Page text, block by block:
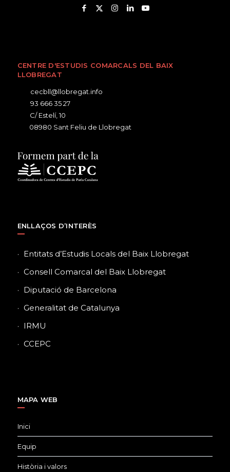
CENTRE D'ESTUDIS COMARCALS DEL BAIX
LLOBREGAT
cecbll@llobregat.info
93 666 35 27
C/ Estelí, 10
08980 Sant Feliu de Llobregat
ENLLAÇOS D’INTERÈS
Entitats d’Estudis Locals del Baix Llobregat
Consell Comarcal del Baix Llobregat
Diputació de Barcelona
Generalitat de Catalunya
IRMU
CCEPC
MAPA WEB
Inici
Equip
Història i valors